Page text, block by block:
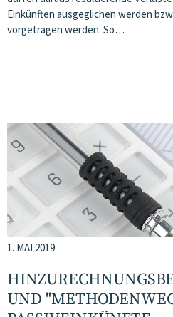
Einkünften ausgeglichen werden
vorgetragen werden. So…
1. MAI 2019
UND